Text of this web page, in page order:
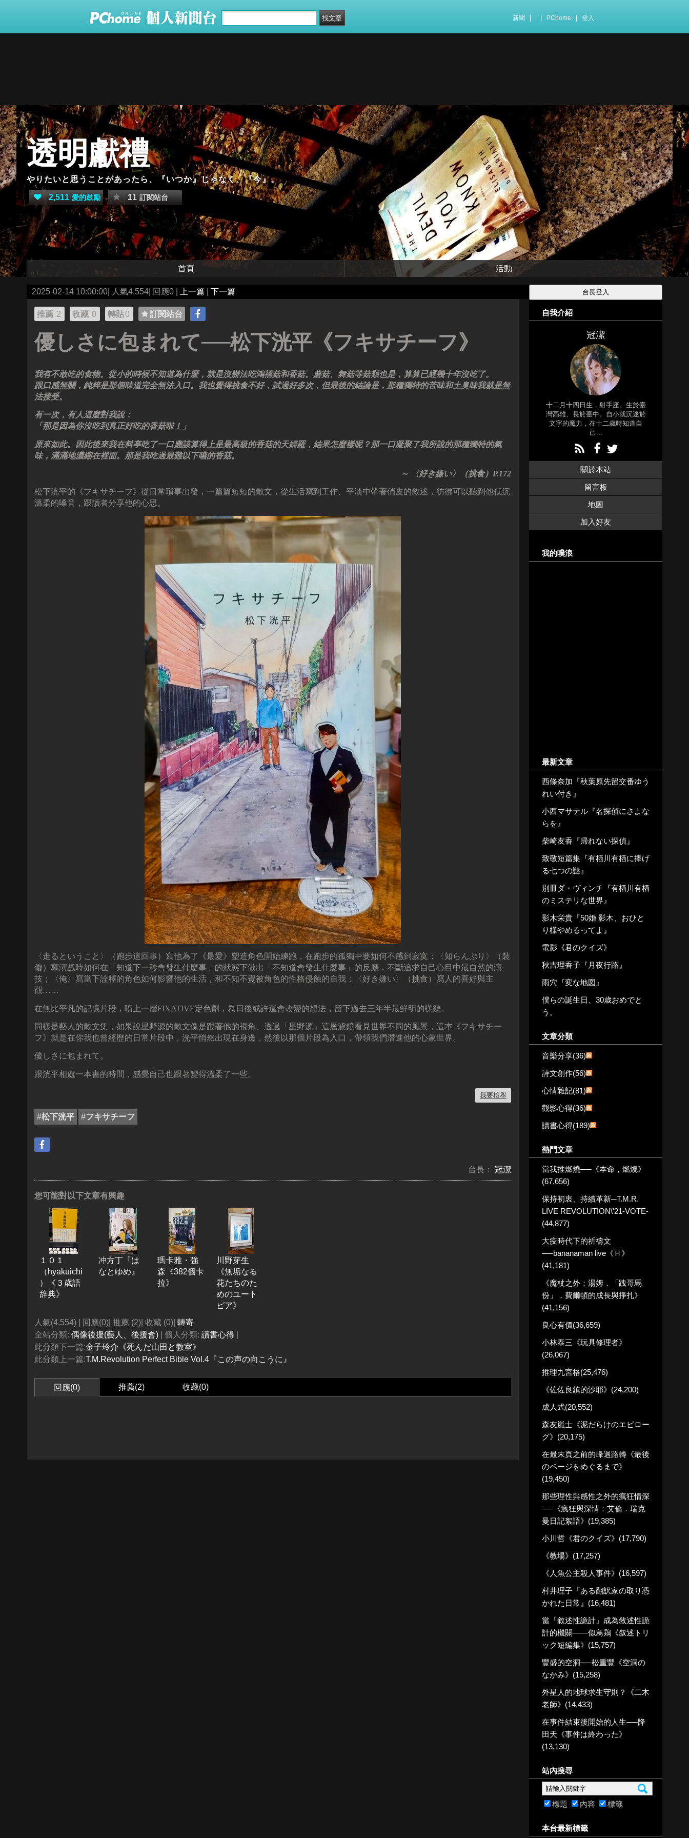
新聞 PChome 登入
透明獻禮
やりたいと思うことがあったら、『いつか』じゃなく、『今』。
2,511 愛的鼓勵 11 訂閱站台
首頁 活動
2025-02-14 10:00:00| 人氣4,554| 回應0 | 上一篇 下一篇
推薦 2 收藏 0 轉貼0 訂閱站台
優しさに包まれて──松下洸平《フキサチーフ》
我有不敢吃的食物。從小的時候不知道為什麼，就是沒辦法吃鴻禧菇和香菇。蘑菇、舞菇等菇類也是，算算已經幾十年沒吃了。
跟口感無關，純粹是那個味道完全無法入口。我也覺得挑食不好，試過好多次，但最後的結論是，那種獨特的苦味和土臭味我就是無
法接受。
有一次，有人這麼對我說：
「那是因為你沒吃到真正好吃的香菇啦！」
原來如此。因此後來我在料亭吃了一口應該算得上是最高級的香菇的天婦羅，結果怎麼樣呢？那一口凝聚了我所說的那種獨特的氣
味，滿滿地濃縮在裡面。那是我吃過最難以下嚥的香菇。
～ 〈好き嫌い〉（挑食）P.172
松下洸平的《フキサチーフ》從日常瑣事出發，一篇篇短短的散文，從生活寫到工作、平淡中帶著俏皮的敘述，彷彿可以聽到他低沉
溫柔的嗓音，跟讀者分享他的心思。
〈走るということ〉（跑步這回事）寫他為了《最愛》塑造角色開始練跑，在跑步的孤獨中要如何不感到寂寞；〈知らんぷり〉（裝
傻）寫演戲時如何在「知道下一秒會發生什麼事」的狀態下做出「不知道會發生什麼事」的反應，不斷追求自己心目中最自然的演
技；〈俺〉寫當下詮釋的角色如何影響他的生活，和不知不覺被角色的性格侵蝕的自我；〈好き嫌い〉（挑食）寫人的喜好與主
觀……
在無比平凡的記憶片段，噴上一層FIXATIVE定色劑，為日後或許還會改變的想法，留下過去三年半最鮮明的樣貌。
同樣是藝人的散文集，如果說星野源的散文像是跟著他的視角、透過「星野源」這層濾鏡看見世界不同的風景，這本《フキサチー
フ》就是在你我也曾經歷的日常片段中，洸平悄然出現在身邊，然後以那個片段為入口，帶領我們潛進他的心象世界。
優しさに包まれて。
跟洸平相處一本書的時間，感覺自己也跟著變得溫柔了一些。
我要檢舉
#松下洸平 #フキサチーフ
台長： 冠潔
您可能對以下文章有興趣
１０１
（hyakuichi
）《３歳語
辞典》
冲方丁『は
なとゆめ』
瑪卡雅・強
森《382個卡
拉》
川野芽生
《無垢なる
花たちのた
めのユート
ピア》
人氣(4,554) | 回應(0)| 推薦 (2)| 收藏 (0)| 轉寄
全站分類: 偶像後援(藝人、後援會) | 個人分類: 讀書心得
此分類下一篇:金子玲介《死んだ山田と教室》
此分類上一篇:T.M.Revolution Perfect Bible Vol.4『この声の向こうに』
回應(0) 推薦(2) 收藏(0)
自我介紹
冠潔
十二月十四日生，射手座。生於臺
灣高雄、長於臺中。自小就沉迷於
文字的魔力，在十二歲時知道自
己...
關於本站
留言板
地圖
加入好友
我的噗浪
最新文章
西條奈加『秋葉原先留交番ゆう
れい付き』
小西マサテル『名探偵にさよな
らを』
柴崎友香『帰れない探偵』
致敬短篇集『有栖川有栖に捧げ
る七つの謎』
別冊ダ・ヴィンチ『有栖川有栖
のミステリな世界』
影木栄貴『50婚 影木、おひと
り様やめるってよ』
電影《君のクイズ》
秋吉理香子『月夜行路』
雨穴『変な地図』
僕らの誕生日、30歳おめでと
う。
文章分類
音樂分享(36)
詩文創作(56)
心情雜記(81)
觀影心得(36)
讀書心得(189)
熱門文章
當我推燃燒──《本命，燃燒》
(67,656)
保持初衷、持續革新─T.M.R.
LIVE REVOLUTION\'21-VOTE-
(44,877)
大疫時代下的祈禱文
──bananaman live《Ｈ》
(41,181)
《魔杖之外：湯姆．「跩哥馬
份」．費爾頓的成長與掙扎》
(41,156)
良心有價(36,659)
小林泰三《玩具修理者》
(26,067)
推理九宮格(25,476)
《佐佐良鎮的沙耶》(24,200)
成人式(20,552)
森友嵐士《泥だらけのエピロー
グ》(20,175)
在最末頁之前的峰迴路轉《最後
のページをめぐるまで》
(19,450)
那些理性與感性之外的瘋狂情深
──《瘋狂與深情：艾倫．瑞克
曼日記絮語》(19,385)
小川哲《君のクイズ》(17,790)
《教場》(17,257)
《人魚公主殺人事件》(16,597)
村井理子『ある翻訳家の取り憑
かれた日常』(16,481)
當「敘述性詭計」成為敘述性詭
計的機關——似鳥鶏《叙述トリ
ック短編集》(15,757)
豐盛的空洞──松重豐《空洞の
なかみ》(15,258)
外星人的地球求生守則？《二木
老師》(14,433)
在事件結束後開始的人生──降
田天《事件は終わった》
(13,130)
站內搜尋
標題 內容 標籤
本台最新標籤